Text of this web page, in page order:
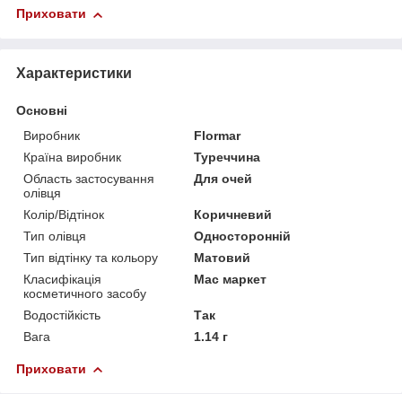
Приховати
Характеристики
Основні
Виробник
Flormar
Країна виробник
Туреччина
Область застосування
олівця
Для очей
Колір/Відтінок
Коричневий
Тип олівця
Односторонній
Тип відтінку та кольору
Матовий
Класифікація
косметичного засобу
Мас маркет
Водостійкість
Так
Вага
1.14 г
Приховати